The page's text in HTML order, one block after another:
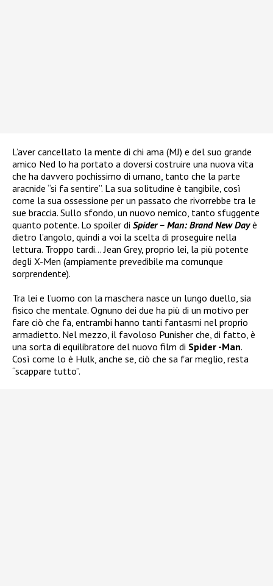
L’aver cancellato la mente di chi ama (MJ) e del suo grande
amico Ned lo ha portato a doversi costruire una nuova vita
che ha davvero pochissimo di umano, tanto che la parte
aracnide “si fa sentire”. La sua solitudine è tangibile, così
come la sua ossessione per un passato che rivorrebbe tra le
sue braccia. Sullo sfondo, un nuovo nemico, tanto sfuggente
quanto potente. Lo spoiler di Spider – Man: Brand New Dayè
dietro l’angolo, quindi a voi la scelta di proseguire nella
lettura. Troppo tardi… Jean Grey, proprio lei, la più potente
degli X-Men (ampiamente prevedibile ma comunque
sorprendente).
Tra lei e l’uomo con la maschera nasce un lungo duello, sia
fisico che mentale. Ognuno dei due ha più di un motivo per
fare ciò che fa, entrambi hanno tanti fantasmi nel proprio
armadietto. Nel mezzo, il favoloso Punisher che, di fatto, è
una sorta di equilibratore del nuovo film di Spider -Man.
Così come lo è Hulk, anche se, ciò che sa far meglio, resta
“scappare tutto”.